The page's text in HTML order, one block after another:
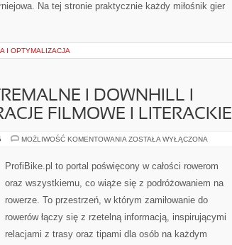
Na tej stronie praktycznie każdy miłośnik gier
I OPTYMALIZACJA
I DOWNHILL I
FILMOWE I LITERACKIE
MOŻLIWOŚĆ KOMENTOWANIA KOLARSTWO
DOWNHILL
I
INSPIRACJE
I
ZOSTAŁA WYŁĄCZONA
ProfiBike.pl to portal poświęcony w całości rowerom
oraz wszystkiemu, co wiąże się z podróżowaniem na
rowerze. To przestrzeń, w którym zamiłowanie do
rowerów łączy się z rzetelną informacją, inspirującymi
relacjami z trasy oraz tipami dla osób na każdym